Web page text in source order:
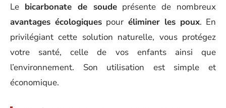
Le bicarbonate de soudeprésente de nombreux
avantages écologiques pour éliminer les poux. En
privilégiant cette solution naturelle, vous protégez
votre santé, celle de vos enfants ainsi que
l’environnement. Son utilisation est simple et
économique.